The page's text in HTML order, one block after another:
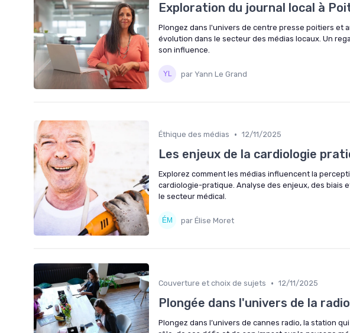
Exploration du journal local à
Plongez dans l'univers de centre presse poitiers et
évolution dans le secteur des médias locaux. Un
son influence.
par Yann Le Grand
Éthique des médias • 12/11/2025
Les enjeux de la cardiologie
Explorez comment les médias influencent la
cardiologie-pratique. Analyse des enjeux, des biais
le secteur médical.
par Élise Moret
Couverture et choix de sujets • 12/11/2025
Plongée dans l'univers de la
Plongez dans l’univers de cannes radio, la station